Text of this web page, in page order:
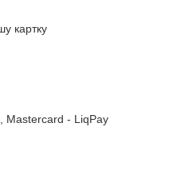
картку
Mastercard - LiqPay